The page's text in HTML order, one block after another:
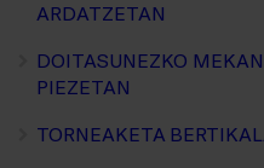
ARDATZETAN
DOITASUNEZKO
PIEZETAN
TORNEAKETA